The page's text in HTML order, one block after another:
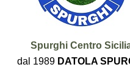
Spurghi Centro
dal 1989 DATOLA